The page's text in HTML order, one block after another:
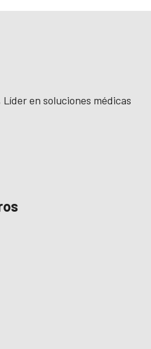
en soluciones médicas